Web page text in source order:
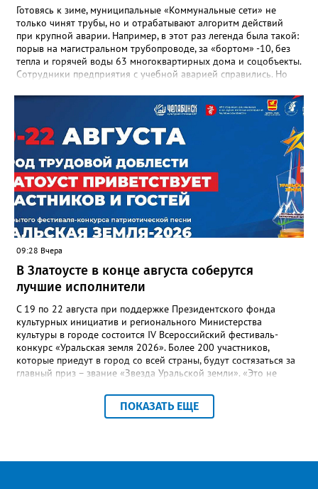
Готовясь к зиме, муниципальные «Коммунальные сети» не
только чинят трубы, но и отрабатывают алгоритм действий
при крупной аварии. Например, в этот раз легенда была такой:
порыв на магистральном трубопроводе, за «бортом» -10, без
тепла и горячей воды 63 многоквартирных дома и соцобъекты.
Сотрудники предприятия с учебной аварией справились. Но
отметили и недочёты. «Например, управляющие компании
несвоевременно приняли меры для предотвращения
“перемерзания” общей домовой тепловой сети
многоквартирного дома, отсутствовало взаимодействие с
ресурсоснабжающей организацией, ЕДДС и иными службами»,
— сообщила начальник Главного управления ГЖИ Ирина
Настенко. В следующий раз, рекомендовали в
Госжилинспекции, службы должны действовать слаженно. И
оперативно делиться информацией со всеми
заинтересованными – от поставщика тепла до конечных
потребителей.
09:28 Вчера
В Златоусте в конце августа соберутся
лучшие исполнители
С 19 по 22 августа при поддержке Президентского фонда
культурных инициатив и регионального Министерства
культуры в городе состоится IV Всероссийский фестиваль-
конкурс «Уральская земля 2026». Более 200 участников,
которые приедут в город со всей страны, будут состязаться за
главный приз – звание «Звезда Уральской земли». «Это не
прослушивания участников, мастер-классы от ведущих
наставников, выступления победителей прошлых лет и
Челябинской, Свердловской, Курганской, Оренбургской
ПОКАЗАТЬ ЕЩЕ